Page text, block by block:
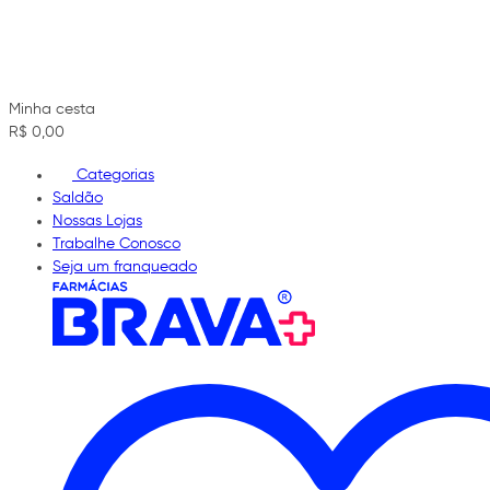
Minha cesta
R$ 0,00
Categorias
Saldão
Nossas Lojas
Trabalhe Conosco
Seja um franqueado